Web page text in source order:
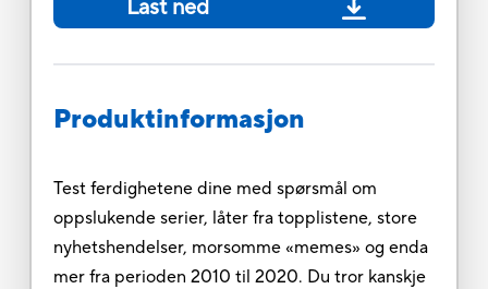
Last ned
Produktinformasjon
Test ferdighetene dine med spørsmål om
oppslukende serier, låter fra topplistene, store
nyhetshendelser, morsomme «memes» og enda
mer fra perioden 2010 til 2020. Du tror kanskje